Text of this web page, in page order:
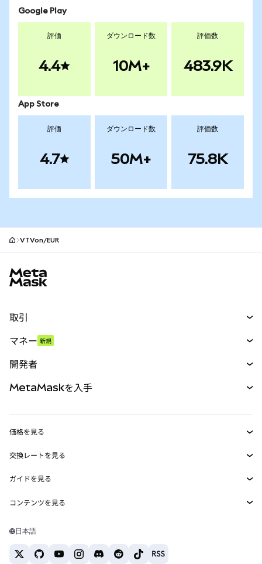
Google Play
評価
4.4
ダウンロード数
10M+
評価数
483.9K
App Store
評価
4.7
ダウンロード数
50M+
評価数
75.8K
VTVon/EUR
取引
パーペチュアル
RWA
マネー 新規
開発者
MetaMask Connect
Snaps
Web3サービス
MetaMaskを入手
セキュリティ
サポート
キャリア
お問い合わせ
価格を見る
イーサリアムの価格
Solanaの価格
Tetherの価格
交換レートを見る
ETH→USD
USDT→INR
BTC→INR
ETH→USDT
ガイドを見る
ETHの購入
USDTの購入
コンテンツを見る
Solanaウォレット
日本語